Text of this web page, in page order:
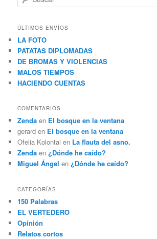
u
c
r
ÚLTIMOS ENVÍOS
LA FOTO
PATATAS DIPLOMADAS
DE BROMAS Y VIOLENCIAS
MALOS TIEMPOS
HACIENDO CUENTAS
COMENTARIOS
Zenda en El bosque en la ventana
gerard en El bosque en la ventana
Ofelia Kolontai en La flauta del asno.
Zenda en¿Dónde he caído?
Miguel Ángel en¿Dónde he caído?
CATEGORÍAS
150 Palabras
EL VERTEDERO
Opinión
Relatos cortos